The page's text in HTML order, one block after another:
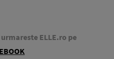
ELLE.ro pe